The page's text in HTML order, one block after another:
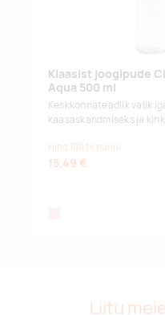
Klaasist joogipude
Aqua 500 ml
Keskkonnateadlik valik
kaasaskandmiseks ja
Hind 100 tk puhul
15,49 €
Liitu